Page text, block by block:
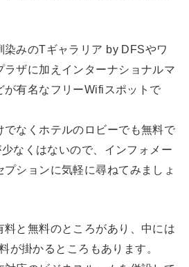
染みのTギャラリア by DFSやワ
ラザに加えインターナショナルマ
が有名なフリーWifiスポットで
でなくホテルのロビーでも無料で
なくはないので、インフォメー
ションに気軽に尋ねてみましょ
料と無料のところがあり、中には
が掛かるところもあります。